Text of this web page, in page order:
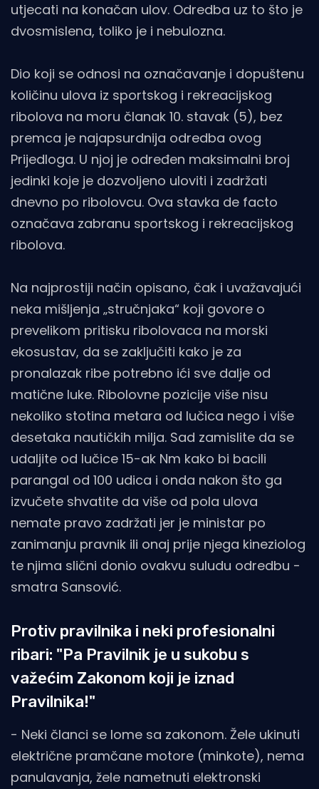
utjecati na konačan ulov. Odredba uz to što je
dvosmislena, toliko je i nebulozna.
Dio koji se odnosi na označavanje i dopuštenu
količinu ulova iz sportskog i rekreacijskog
ribolova na moru članak 10. stavak (5), bez
premca je najapsurdnija odredba ovog
Prijedloga. U njoj je određen maksimalni broj
jedinki koje je dozvoljeno uloviti i zadržati
dnevno po ribolovcu. Ova stavka de facto
označava zabranu sportskog i rekreacijskog
ribolova.
Na najprostiji način opisano, čak i uvažavajući
neka mišljenja „stručnjaka“ koji govore o
prevelikom pritisku ribolovaca na morski
ekosustav, da se zaključiti kako je za
pronalazak ribe potrebno ići sve dalje od
matične luke. Ribolovne pozicije više nisu
nekoliko stotina metara od lučica nego i više
desetaka nautičkih milja. Sad zamislite da se
udaljite od lučice 15-ak Nm kako bi bacili
parangal od 100 udica i onda nakon što ga
izvučete shvatite da više od pola ulova
nemate pravo zadržati jer je ministar po
zanimanju pravnik ili onaj prije njega kineziolog
te njima slični donio ovakvu suludu odredbu -
smatra Sansović.
Protiv pravilnika i neki profesionalni
ribari: "Pa Pravilnik je u sukobu s
važećim Zakonom koji je iznad
Pravilnika!"
- Neki članci se lome sa zakonom. Žele ukinuti
električne pramčane motore (minkote), nema
panulavanja, žele nametnuti elektronski